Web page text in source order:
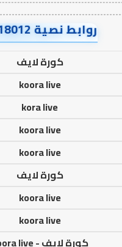
روابط نصية AA18012
كورة لايف
koora live
kora live
koora live
koora live
كورة لايف
koora live
koora live
كورة لايف - koora live